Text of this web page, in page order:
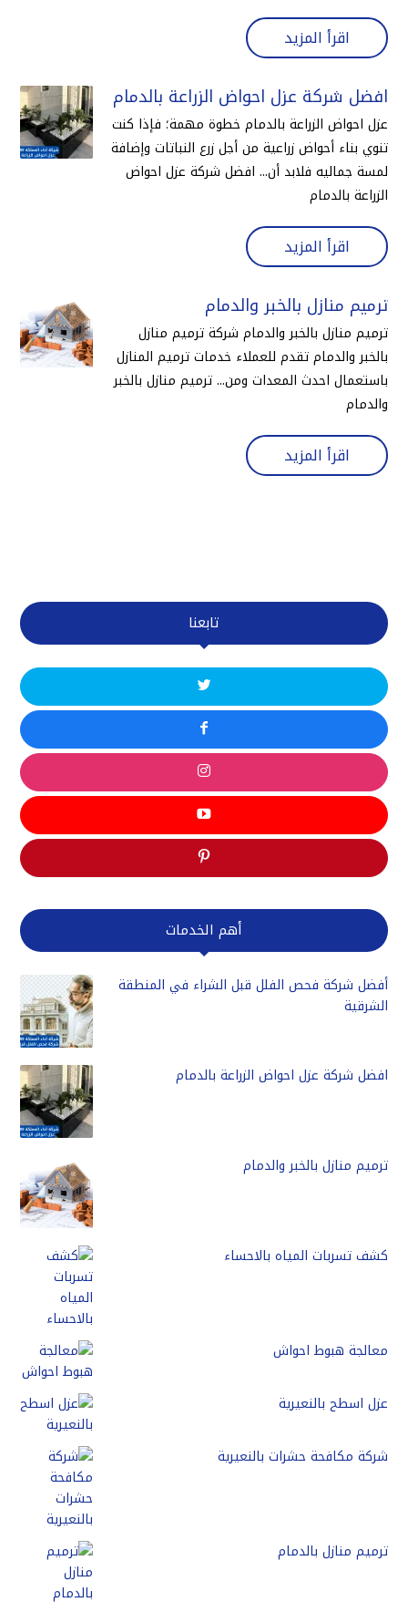
اقرأ المزيد
افضل شركة عزل احواض الزراعة بالدمام
عزل احواض الزراعة بالدمام خطوة مهمة؛ فإذا كنت
تنوي بناء أحواض زراعية من أجل زرع النباتات وإضافة
لمسة جماليه فلابد أن... افضل شركة عزل احواض
الزراعة بالدمام
اقرأ المزيد
ترميم منازل بالخبر والدمام
ترميم منازل بالخبر والدمام شركة ترميم منازل
بالخبر والدمام تقدم للعملاء خدمات ترميم المنازل
باستعمال احدث المعدات ومن... ترميم منازل بالخبر
والدمام
اقرأ المزيد
تابعنا
أهم الخدمات
أفضل شركة فحص الفلل قبل الشراء في المنطقة
الشرقية
افضل شركة عزل احواض الزراعة بالدمام
ترميم منازل بالخبر والدمام
كشف تسربات المياه بالاحساء
معالجة هبوط احواش
عزل اسطح بالنعيرية
شركة مكافحة حشرات بالنعيرية
ترميم منازل بالدمام